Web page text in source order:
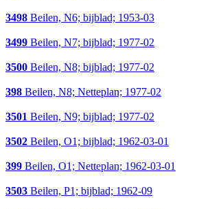
3498 Beilen, N6; bijblad; 1953-03
3499 Beilen, N7; bijblad; 1977-02
3500 Beilen, N8; bijblad; 1977-02
398 Beilen, N8; Netteplan; 1977-02
3501 Beilen, N9; bijblad; 1977-02
3502 Beilen, O1; bijblad; 1962-03-01
399 Beilen, O1; Netteplan; 1962-03-01
3503 Beilen, P1; bijblad; 1962-09